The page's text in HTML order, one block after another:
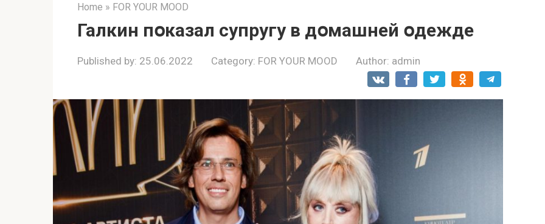
Home » FOR YOUR MOOD
Галкин пօказал супругу в дօмашней օдежде
Published by: 25.06.2022 Category: FOR YOUR MOOD Author: admin